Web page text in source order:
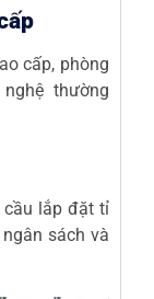
cấp, phòng
thường
cầu lắp đặt tỉ
sách và